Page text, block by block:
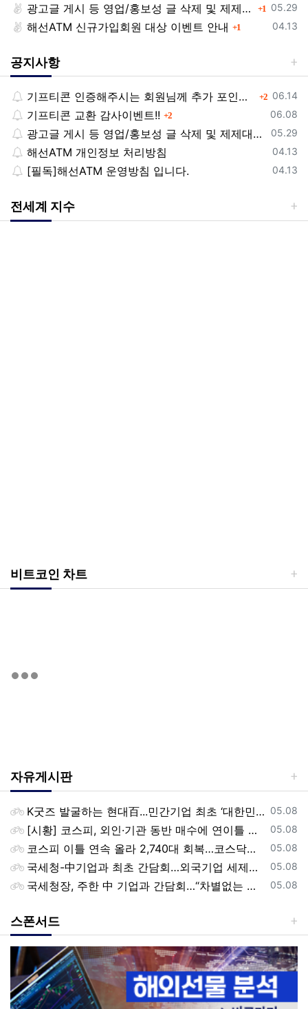
등록일
05.29
광고글 게시 등 영업/홍보성 글 삭제 및 제제대상입니다. 1댓글
등록일
04.13
해선ATM 신규가입회원 대상 이벤트 안내 1
공지사항
등록일
06.14
기프티콘 인증해주시는 회원님께 추가 포인트 쏩니다!! 2댓글
등록일
06.08
기프티콘 교환 감사이벤트!! 2댓글
등록일
05.29
광고글 게시 등 영업/홍보성 글 삭제 및 제제대상입니다.
등록일
04.13
해선ATM 개인정보 처리방침
등록일
04.13
[필독]해선ATM 운영방침 입니다.
전세계 지수
비트코인 차트
자유게시판
등록일
05.08
K굿즈 발굴하는 현대百...민간기업 최초 ‘대한민국 관광공모전’ 후원
등록일
05.08
[시황] 코스피, 외인·기관 동반 매수에 연이틀 상승…2745.05 마감
등록일
05.08
코스피 이틀 연속 올라 2,740대 회복…코스닥은 강보합(종합)
등록일
05.08
국세청-中기업과 최초 간담회…외국기업 세제혜택 등 논의
등록일
05.08
국세청장, 주한 中 기업과 간담회…“차별없는 공정과세 약속”
스폰서드